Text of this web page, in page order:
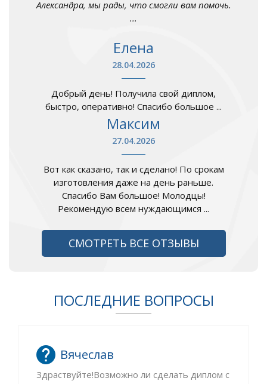
Александра, мы рады, что смогли вам помочь.
...
Елена
28.04.2026
Добрый день! Получила свой диплом,
быстро, оперативно! Спасибо большое ...
Максим
27.04.2026
Вот как сказано, так и сделано! По срокам
изготовления даже на день раньше.
Спасибо Вам большое! Молодцы!
Рекомендую всем нуждающимся ...
СМОТРЕТЬ ВСЕ ОТЗЫВЫ
ПОСЛЕДНИЕ ВОПРОСЫ
Вячеслав
Здраствуйте!Возможно ли сделать диплом с